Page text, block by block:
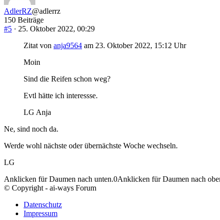
AdlerRZ@adlerrz
150 Beiträge
#5 · 25. Oktober 2022, 00:29
Zitat von anja9564 am 23. Oktober 2022, 15:12 Uhr
Moin
Sind die Reifen schon weg?
Evtl hätte ich interessse.
LG Anja
Ne, sind noch da.
Werde wohl nächste oder übernächste Woche wechseln.
LG
Anklicken für Daumen nach unten.0Anklicken für Daumen nach
© Copyright - ai-ways Forum
Datenschutz
Impressum